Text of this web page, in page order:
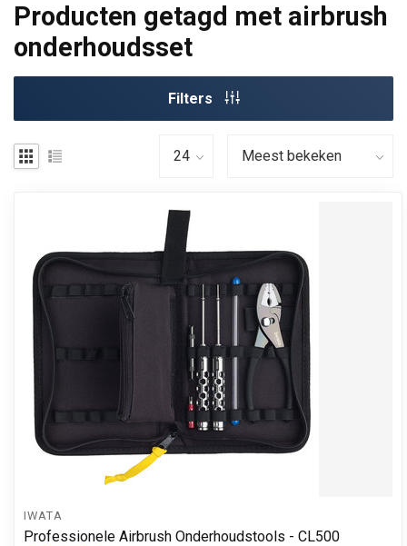
Producten getagd met airbrush
onderhoudsset
Filters
IWATA
Professionele Airbrush Onderhoudstools - CL500